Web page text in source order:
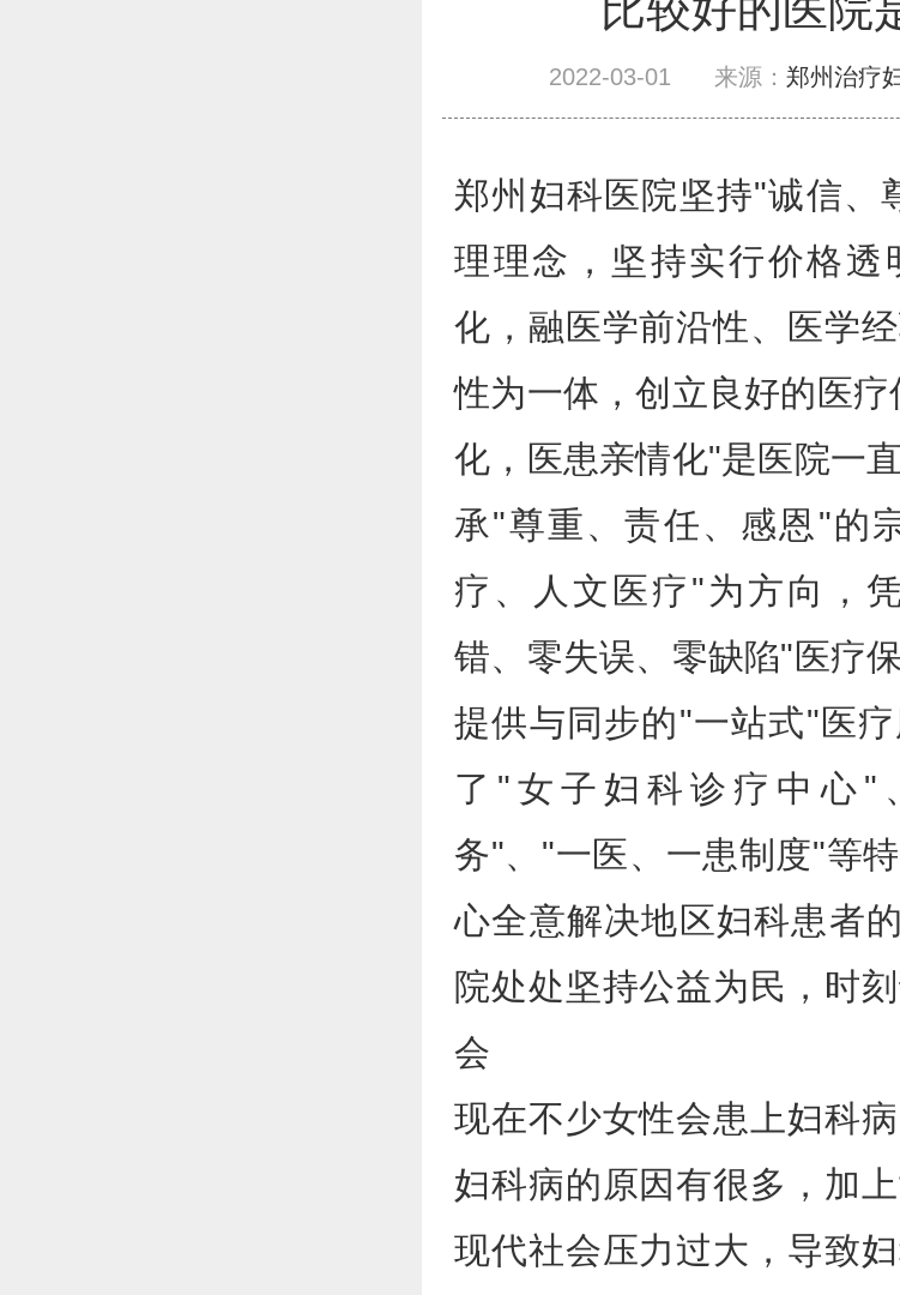
2022-03-01 来源： 郑州治疗
郑州妇科医院坚持"诚信、
理理念，坚持实行价格透
化，融医学前沿性、医学
性为一体，创立良好的医
化，医患亲情化"是医院一
承"尊重、责任、感恩"的
疗、人文医疗"为方向，
错、零失误、零缺陷"医疗
提供与同步的"一站式"医
了"女子妇科诊疗中心"
务"、"一医、一患制度"等
心全意解决地区妇科患者
院处处坚持公益为民，时
会
现在不少女性会患上妇科
妇科病的原因有很多，加
现代社会压力过大，导致